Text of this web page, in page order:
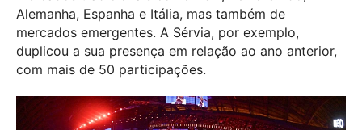
Alemanha, Espanha e Itália, mas também de
mercados emergentes. A Sérvia, por exemplo,
duplicou a sua presença em relação ao ano anterior,
com mais de 50 participações.